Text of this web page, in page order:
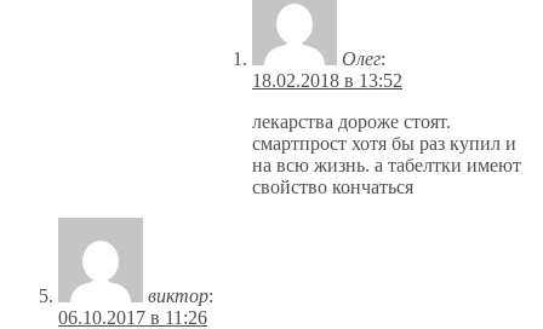
Олег:
18.02.2018 в 13:52
лекарства дороже стоят.
смартпрост хотя бы раз купил и
на всю жизнь. а табелтки имеют
свойство кончаться
виктор:
06.10.2017 в 11:26